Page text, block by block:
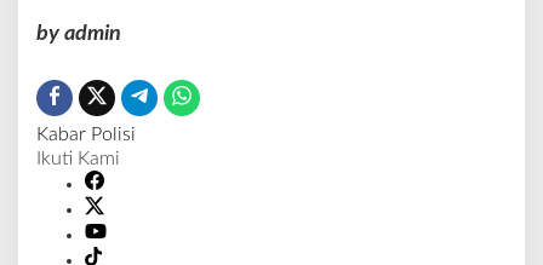
by admin
Kabar Polisi
Ikuti Kami